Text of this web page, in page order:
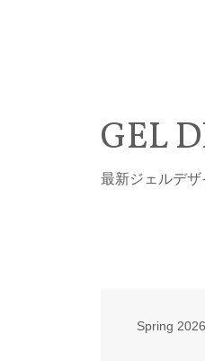
GEL
最新ジェルデザ
Spring